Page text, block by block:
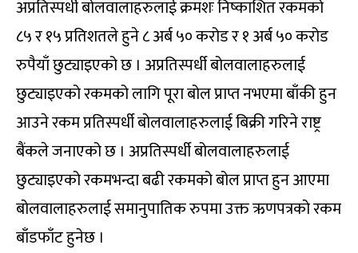
अप्रतिस्पर्धी बोलवालाहरुलाई क्रमशः निष्काशित रकमको
८५ र १५ प्रतिशतले हुने ८ अर्ब ५० करोड र १ अर्ब ५० करोड
रुपैयाँ छुट्याइएको छ । अप्रतिस्पर्धी बोलवालाहरुलाई
छुट्याइएको रकमको लागि पूरा बोल प्राप्त नभएमा बाँकी हुन
आउने रकम प्रतिस्पर्धी बोलवालाहरुलाई बिक्री गरिने राष्ट्र
बैंकले जनाएको छ । अप्रतिस्पर्धी बोलवालाहरुलाई
छुट्याइएको रकमभन्दा बढी रकमको बोल प्राप्त हुन आएमा
बोलवालाहरुलाई समानुपातिक रुपमा उक्त ऋणपत्रको रकम
बाँडफाँट हुनेछ ।